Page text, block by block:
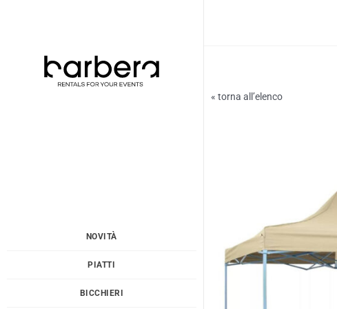
contenuto
NOVITÀ
PIATTI
BICCHIERI
« torna all’elenco